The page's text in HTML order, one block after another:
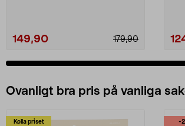
149,90 179,90
Ovanligt bra pris på vanliga
Kolla priset -